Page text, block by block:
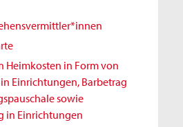
Heimkosten in Form von
Einrichtungen, Barbetrag
sowie
in Einrichtungen